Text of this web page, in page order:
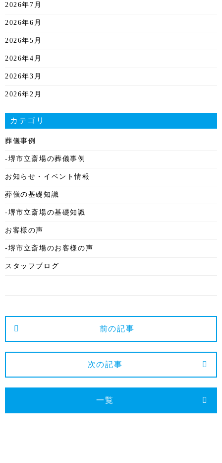
2026年7月
2026年6月
2026年5月
2026年4月
2026年3月
2026年2月
2026年1月
2025年12月
2025年1月
2024年12月
2024年10月
2024年8月
カテゴリ
葬儀事例
-堺市立斎場の葬儀事例
お知らせ・イベント情報
葬儀の基礎知識
-堺市立斎場の基礎知識
お客様の声
-堺市立斎場のお客様の声
スタッフブログ
前の記事
次の記事
一覧